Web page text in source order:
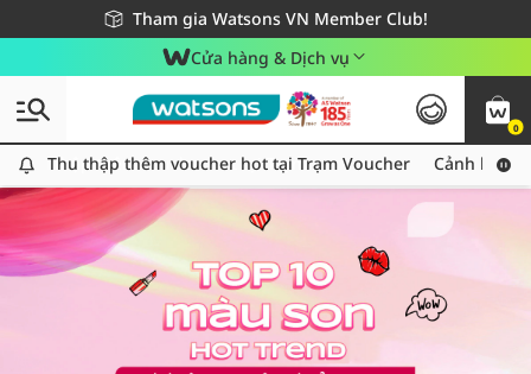
Tham gia Watsons VN Member Club!
Miễn phí giao hàng cho đơn hàng từ 249,000Đ
Giao hàng nhanh 24h - Áp dụng khu vực TP. Hồ Chí Minh
Cửa hàng & Dịch vụ
0
Thu thập thêm voucher hot tại Trạm Voucher
Thu thập thêm voucher hot tại Trạm Voucher Cảnh báo
Tag:sonmoi8 item(s) found